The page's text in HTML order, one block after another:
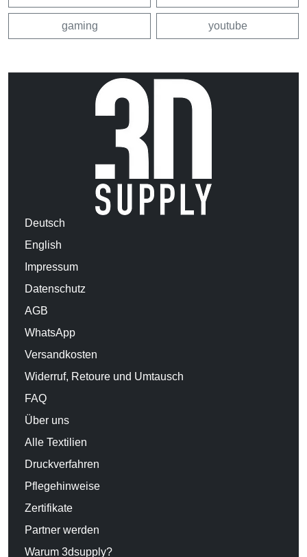
gaming youtube
Deutsch
English
Impressum
Datenschutz
AGB
WhatsApp
Versandkosten
Widerruf, Retoure und Umtausch
FAQ
Über uns
Alle Textilien
Druckverfahren
Pflegehinweise
Zertifikate
Partner werden
Warum 3dsupply?